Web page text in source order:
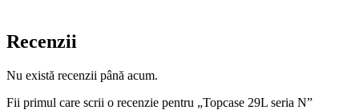
Recenzii
Nu există recenzii până acum.
Fii primul care scrii o recenzie pentru „Topcase 29L seria N”